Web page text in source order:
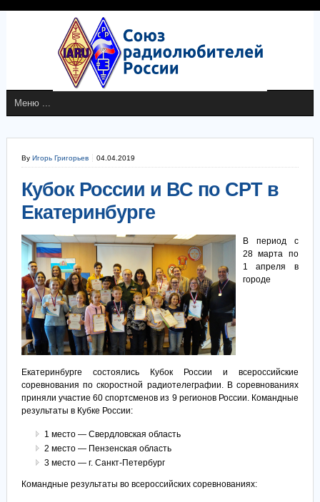
By Игорь Григорьев 04.04.2019
Кубок России и ВС по СРТ в
Екатеринбурге
В период с
28 марта по
1 апреля в
городе
Екатеринбурге состоялись Кубок России и всероссийские
соревнования по скоростной радиотелеграфии. В соревнованиях
приняли участие 60 спортсменов из 9 регионов России. Командные
результаты в Кубке России:
1 место — Свердловская область
2 место — Пензенская область
3 место — г. Санкт-Петербург
Командные результаты во всероссийских соревнованиях: